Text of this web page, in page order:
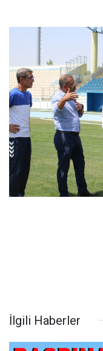
İlgili Haberler